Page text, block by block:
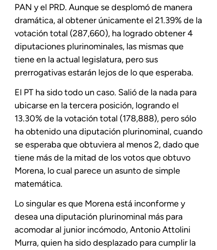
PAN y el PRD. Aunque se desplomó de manera
dramática, al obtener únicamente el 21.39% de la
votación total (287,660), ha logrado obtener 4
diputaciones plurinominales, las mismas que
tiene en la actual legislatura, pero sus
prerrogativas estarán lejos de lo que esperaba.
El PT ha sido todo un caso. Salió de la nada para
ubicarse en la tercera posición, logrando el
13.30% de la votación total (178,888), pero sólo
ha obtenido una diputación plurinominal, cuando
se esperaba que obtuviera al menos 2, dado que
tiene más de la mitad de los votos que obtuvo
Morena, lo cual parece un asunto de simple
matemática.
Lo singular es que Morena está inconforme y
desea una diputación plurinominal más para
acomodar al junior incómodo, Antonio Attolini
Murra, quien ha sido desplazado para cumplir la